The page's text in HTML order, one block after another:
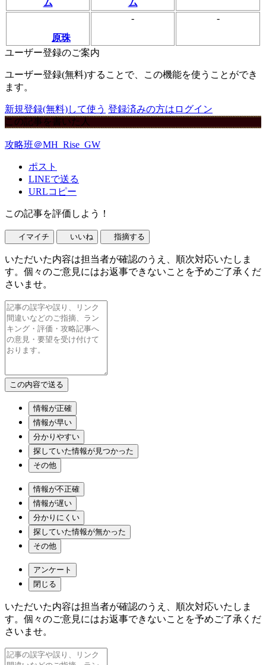
ム ム
原珠
- -
ユーザー登録のご案内
ユーザー登録(無料)することで、この機能を使うことができ
ます。
新規登録(無料)して使う 登録済みの方はログイン
この記事を書いた人
攻略班＠MH_Rise_GW
ポスト
LINEで送る
URLコピー
この記事を評価しよう！
イマイチ いいね 指摘する
いただいた内容は担当者が確認のうえ、順次対応いたしま
す。個々のご意見にはお返事できないことを予めご了承くだ
さいませ。
情報が正確
情報が早い
分かりやすい
探していた情報が見つかった
その他
情報が不正確
情報が遅い
分かりにくい
探していた情報が無かった
その他
アンケート
閉じる
いただいた内容は担当者が確認のうえ、順次対応いたしま
す。個々のご意見にはお返事できないことを予めご了承くだ
さいませ。